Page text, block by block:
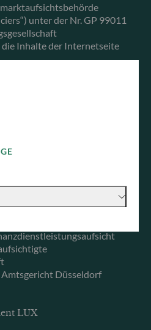
unter der Nr. GP 99011
Inhalte der Internetseite
GmbH
Düsseldorf
LUX